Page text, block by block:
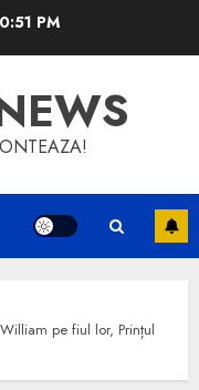
PM
pe fiul lor, Prințul